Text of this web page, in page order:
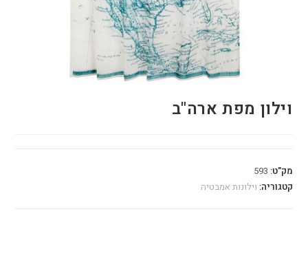
וילון מפת ארה"ב
מק"ט: 593
קטגוריה: וילונות אמבטיה